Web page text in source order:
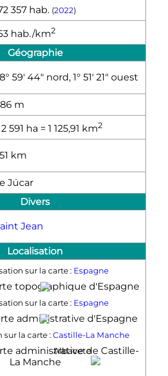
357 hab. (2022)
hab./km2
Géographie
59′ 44″ nord, 1° 51′ 21″ ouest
m
591 ha = 1 125,91 km2
km
Júcar
Divers
Jean
Localisation
sur la carte : Espagne
Albacete
sur la carte : Espagne
Albacete
sur la carte : Castille-La Manche
Albacete